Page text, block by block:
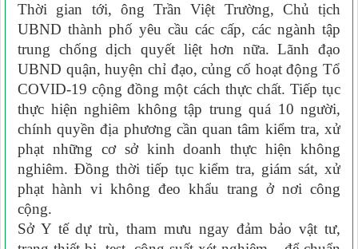
Thời gian tới, ông Trần Việt Trường, Chủ tịch
UBND thành phố yêu cầu các cấp, các ngành tập
trung chống dịch quyết liệt hơn nữa. Lãnh đạo
UBND quận, huyện chỉ đạo, củng cố hoạt động Tổ
COVID-19 cộng đồng một cách thực chất. Tiếp tục
thực hiện nghiêm không tập trung quá 10 người,
chính quyền địa phương cần quan tâm kiểm tra, xử
phạt những cơ sở kinh doanh thực hiện không
nghiêm. Ðồng thời tiếp tục kiểm tra, giám sát, xử
phạt hành vi không đeo khẩu trang ở nơi công
cộng.
Sở Y tế dự trù, tham mưu ngay đảm bảo vật tư,